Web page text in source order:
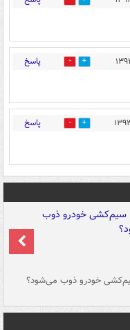
0 پاسخ
0 پاسخ
خودرو ذوب می‌شود؟